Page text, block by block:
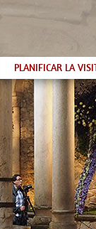
PLANIFICAR LA